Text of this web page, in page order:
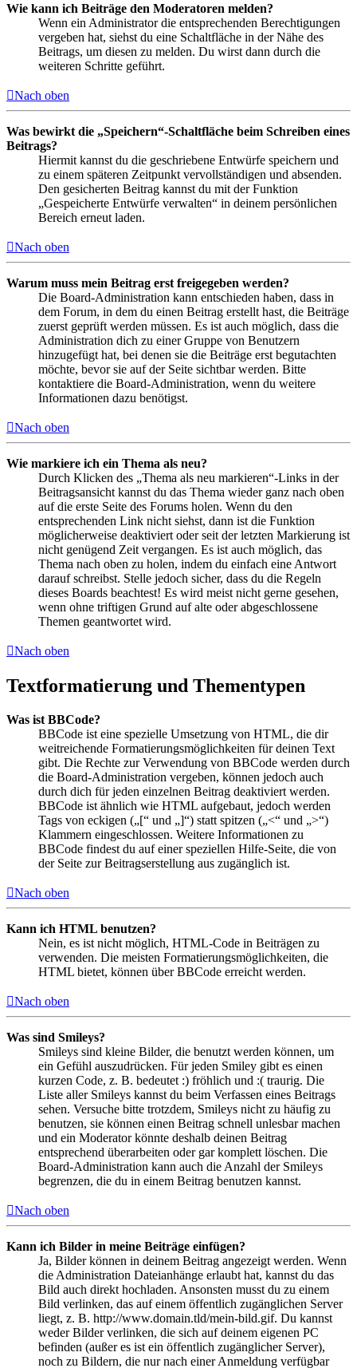
Wie kann ich Beiträge den Moderatoren melden?
Wenn ein Administrator die entsprechenden Berechtigungen
vergeben hat, siehst du eine Schaltfläche in der Nähe des
Beitrags, um diesen zu melden. Du wirst dann durch die
weiteren Schritte geführt.
Nach oben
Was bewirkt die „Speichern“-Schaltfläche beim Schreiben eines
Beitrags?
Hiermit kannst du die geschriebene Entwürfe speichern und
zu einem späteren Zeitpunkt vervollständigen und absenden.
Den gesicherten Beitrag kannst du mit der Funktion
„Gespeicherte Entwürfe verwalten“ in deinem persönlichen
Bereich erneut laden.
Nach oben
Warum muss mein Beitrag erst freigegeben werden?
Die Board-Administration kann entschieden haben, dass in
dem Forum, in dem du einen Beitrag erstellt hast, die Beiträge
zuerst geprüft werden müssen. Es ist auch möglich, dass die
Administration dich zu einer Gruppe von Benutzern
hinzugefügt hat, bei denen sie die Beiträge erst begutachten
möchte, bevor sie auf der Seite sichtbar werden. Bitte
kontaktiere die Board-Administration, wenn du weitere
Informationen dazu benötigst.
Nach oben
Wie markiere ich ein Thema als neu?
Durch Klicken des „Thema als neu markieren“-Links in der
Beitragsansicht kannst du das Thema wieder ganz nach oben
auf die erste Seite des Forums holen. Wenn du den
entsprechenden Link nicht siehst, dann ist die Funktion
möglicherweise deaktiviert oder seit der letzten Markierung ist
nicht genügend Zeit vergangen. Es ist auch möglich, das
Thema nach oben zu holen, indem du einfach eine Antwort
darauf schreibst. Stelle jedoch sicher, dass du die Regeln
dieses Boards beachtest! Es wird meist nicht gerne gesehen,
wenn ohne triftigen Grund auf alte oder abgeschlossene
Themen geantwortet wird.
Nach oben
Textformatierung und Thementypen
Was ist BBCode?
BBCode ist eine spezielle Umsetzung von HTML, die dir
weitreichende Formatierungsmöglichkeiten für deinen Text
gibt. Die Rechte zur Verwendung von BBCode werden durch
die Board-Administration vergeben, können jedoch auch
durch dich für jeden einzelnen Beitrag deaktiviert werden.
BBCode ist ähnlich wie HTML aufgebaut, jedoch werden
Tags von eckigen („[“ und „]“) statt spitzen („<“ und „>“)
Klammern eingeschlossen. Weitere Informationen zu
BBCode findest du auf einer speziellen Hilfe-Seite, die von
der Seite zur Beitragserstellung aus zugänglich ist.
Nach oben
Kann ich HTML benutzen?
Nein, es ist nicht möglich, HTML-Code in Beiträgen zu
verwenden. Die meisten Formatierungsmöglichkeiten, die
HTML bietet, können über BBCode erreicht werden.
Nach oben
Was sind Smileys?
Smileys sind kleine Bilder, die benutzt werden können, um
ein Gefühl auszudrücken. Für jeden Smiley gibt es einen
kurzen Code, z. B. bedeutet :) fröhlich und :( traurig. Die
Liste aller Smileys kannst du beim Verfassen eines Beitrags
sehen. Versuche bitte trotzdem, Smileys nicht zu häufig zu
benutzen, sie können einen Beitrag schnell unlesbar machen
und ein Moderator könnte deshalb deinen Beitrag
entsprechend überarbeiten oder gar komplett löschen. Die
Board-Administration kann auch die Anzahl der Smileys
begrenzen, die du in einem Beitrag benutzen kannst.
Nach oben
Kann ich Bilder in meine Beiträge einfügen?
Ja, Bilder können in deinem Beitrag angezeigt werden. Wenn
die Administration Dateianhänge erlaubt hat, kannst du das
Bild auch direkt hochladen. Ansonsten musst du zu einem
Bild verlinken, das auf einem öffentlich zugänglichen Server
liegt, z. B. http://www.domain.tld/mein-bild.gif. Du kannst
weder Bilder verlinken, die sich auf deinem eigenen PC
befinden (außer es ist ein öffentlich zugänglicher Server),
noch zu Bildern, die nur nach einer Anmeldung verfügbar